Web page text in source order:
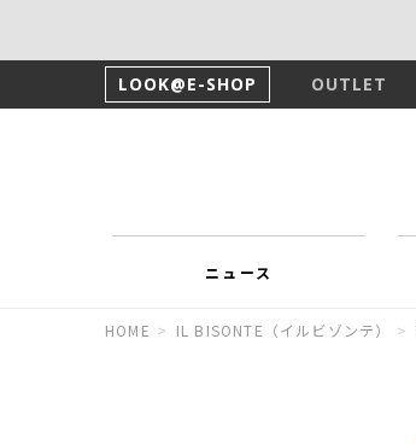
LOOK@E-SHOP OUTLET
ニュース
HOME > IL BISONTE（イルビゾンテ） >